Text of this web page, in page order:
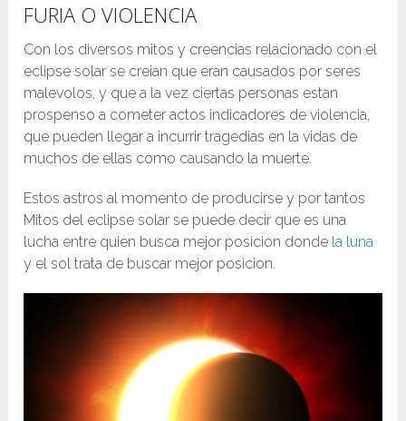
FURIA O VIOLENCIA
Con los diversos mitos y creencias relacionado con el
eclipse solar se creian que eran causados por seres
malevolos, y que a la vez ciertas personas estan
prospenso a cometer actos indicadores de violencia,
que pueden llegar a incurrir tragedias en la vidas de
muchos de ellas como causando la muerte.
Estos astros al momento de producirse y por tantos
Mitos del eclipse solar se puede decir que es una
lucha entre quien busca mejor posicion donde la luna
y el sol trata de buscar mejor posicion.